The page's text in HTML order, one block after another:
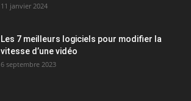
11 janvier 2024
Les 7 meilleurs logiciels pour modifier la
vitesse d’une vidéo
6 septembre 2023